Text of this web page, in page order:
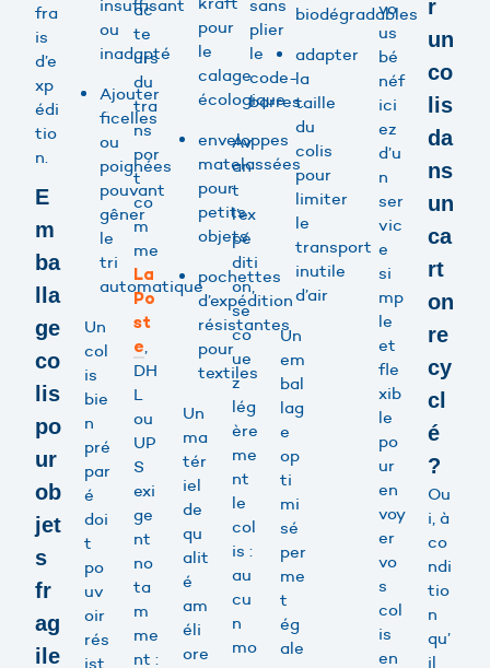
fra
is
d’e
xp
édi
tio
n.
E
m
ba
lla
ge
co
lis
po
ur
ob
jet
s
fr
ag
ile
insuffisant
ou
inadapté
Ajouter
ficelles
ou
poignées
pouvant
gêner
le
tri
automatique
Un
col
is
bie
n
pré
par
é
doi
t
po
uv
oir
rés
ist
ac
te
urs
du
tra
ns
por
t
co
m
me
La
Po
st
e,
DH
L
ou
UP
S
exi
ge
nt
no
ta
m
me
nt :
pour
le
calage
écologique
enveloppes
matelassées
pour
petits
objets
pochettes
d’expédition
résistantes
pour
textiles
Un
ma
tér
iel
de
qu
alit
é
am
éli
ore
sans
plier
le
code-
barres.
Av
an
t
l’ex
pé
diti
on,
se
co
ue
z
lég
ère
me
nt
le
col
is :
au
cu
n
mo
biodégradables
adapter
la
taille
du
colis
pour
limiter
le
transport
inutile
d’air
Un
em
bal
lag
e
op
ti
mi
sé
per
me
t
ég
ale
vo
us
bé
néf
ici
ez
d’u
n
ser
vic
e
si
mp
le
et
fle
xib
le
po
ur
en
voy
er
vo
s
col
is
en
r
un
co
lis
da
ns
un
ca
rt
on
re
cy
cl
é
?
Ou
i, à
co
ndi
tio
n
qu’
il